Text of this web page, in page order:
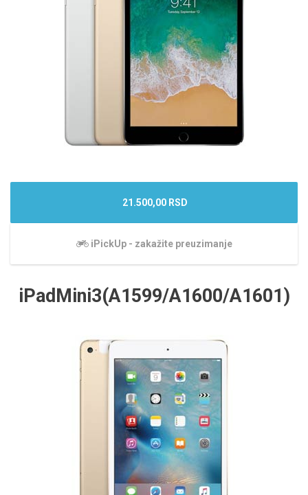
21.500,00 RSD
iPickUp - zakažite preuzimanje
iPadMini3(A1599/A1600/A1601)